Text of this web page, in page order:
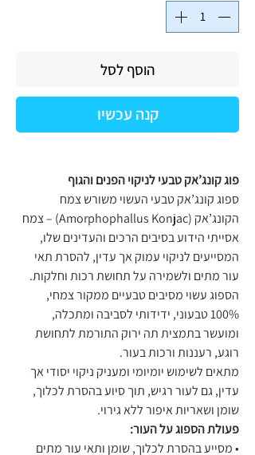
הוסף לסל
קנה עכשיו
פוג קונג’אק טבעי לניקוי הפנים והגוף
ספוג קונג’אק טבעי העשוי משורש צמח
הקונג’אק (Amorphophallus Konjac) – צמח
אסייתי הידוע בסיבים הרכים והעדינים שלו,
המסייעים לניקוי עמוק אך עדין, להסרת תאי
עור מתים ולשמירה על תחושת רכות וחלקות.
הספוג עשוי מסיבים טבעיים ממקור צמחי,
100% טבעוני, ידידותי לסביבה ומתכלה,
ומועשר בתמצית תה ירוק התורמת לתחושת
רוגע, רעננות ורכות בעור.
מתאים לשימוש יומיומי ומעניק ניקוי יסודי אך
עדין, גם לעור רגיש, תוך סיוע בהסרת לכלוך,
שומן ושאריות איפור ללא גירוי.
פעולת הספוג על העור:
• מסייע בהסרת לכלוך, שומן ותאי עור מתים